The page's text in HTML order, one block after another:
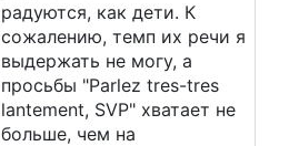
радуются, как дети. К
сожалению, темп их речи я
выдержать не могу, а
просьбы "Parlez tres-tres
lantement, SVP" хватает не
больше, чем на